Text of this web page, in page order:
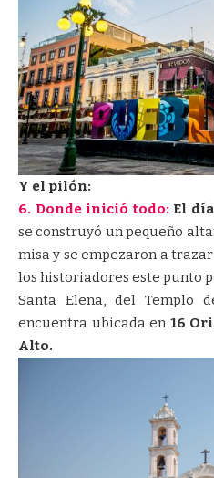
Y el pilón:
6. Donde inició todo: El
se construyó un pequeño
misa y se empezaron a
los historiadores este punto
Santa Elena, del Templo
encuentra ubicada en 16
Alto.